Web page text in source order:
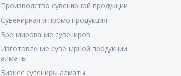
Производство сувенирной продукции
Сувенирная и промо продукция
Брендирование сувениров
Изготовление сувенирной продукции
алматы
Бизнес сувениры алматы